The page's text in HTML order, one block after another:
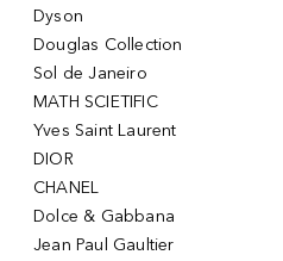
Dyson
Douglas Collection
Sol de Janeiro
MATH SCIETIFIC
Yves Saint Laurent
DIOR
CHANEL
Dolce & Gabbana
Jean Paul Gaultier